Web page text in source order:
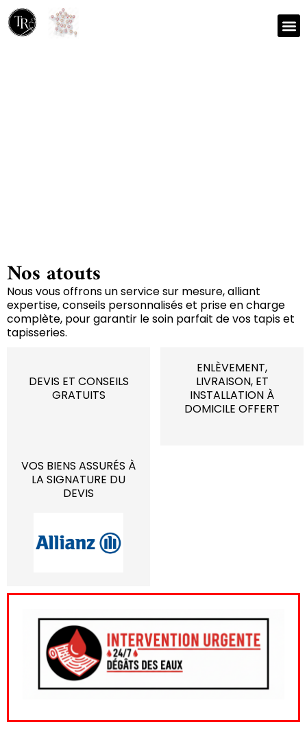
Nos atouts
Nous vous offrons un service sur mesure, alliant
expertise, conseils personnalisés et prise en charge
complète, pour garantir le soin parfait de vos tapis et
tapisseries.
DEVIS ET CONSEILS
GRATUITS
ENLÈVEMENT,
LIVRAISON, ET
INSTALLATION À
DOMICILE OFFERT
VOS BIENS ASSURÉS À
LA SIGNATURE DU
DEVIS